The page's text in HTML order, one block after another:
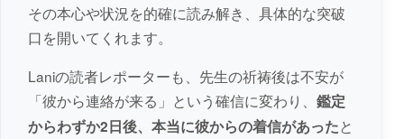
その本心や状況を的確に読み解き、具体的な突破
口を開いてくれます。
Laniの読者レポーターも、先生の祈祷後は不安が
「彼から連絡が来る」という確信に変わり、 鑑定
からわずか2日後、本当に彼からの着信があったと